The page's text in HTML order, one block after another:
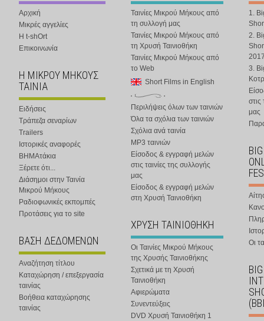
Αρχική
Μικρές αγγελίες
Η t-shOrt
Επικοινωνία
Η ΜΙΚΡΟΥ ΜΗΚΟΥΣ
ΤΑΙΝΙΑ
Ειδήσεις
Τράπεζα σεναρίων
Trailers
Ιστορικές αναφορές
ΒΗΜΑτάκια
Ξέρετε ότι...
Διάσημοι στην Ταινία
Μικρού Μήκους
Ραδιοφωνικές εκπομπές
Προτάσεις για το site
ΒΑΣΗ ΔΕΔΟΜΕΝΩΝ
Αναζήτηση τίτλου
Καταχώρηση / επεξεργασία
ταινίας
Βοήθεια καταχώρησης
ταινίας
Ταινίες Μικρού Μήκους από
τη συλλογή μας
Ταινίες Μικρού Μήκους από
τη Χρυσή Ταινιοθήκη
Ταινίες Μικρού Μήκους από
το Web
Short Films in English
Περιλήψεις όλων των ταινιών
Όλα τα σχόλια των ταινιών
Σχόλια ανά ταινία
MP3 ταινιών
Είσοδος & εγγραφή μελών
στις ταινίες της συλλογής
μας
Είσοδος & εγγραφή μελών
στη Χρυσή Ταινιοθήκη
ΧΡΥΣΗ ΤΑΙΝΙΟΘΗΚΗ
Οι Ταινίες Μικρού Μήκους
της Χρυσής Ταινιοθήκης
Σχετικά με τη Χρυσή
Ταινιοθήκη
Αφιερώματα
Συνεντεύξεις
DVD Χρυσή Ταινιοθήκη 1
1.
2.
3.
στις
μας
Οι